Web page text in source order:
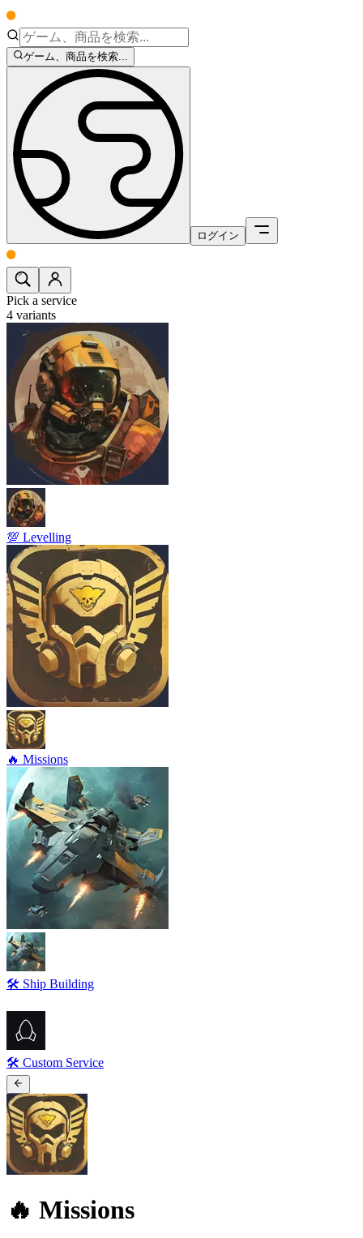
ゲーム、商品を検索...
ログイン
Pick a service
4 variants
💯 Levelling
🔥 Missions
🛠️ Ship Building
🛠️ Custom Service
🔥 Missions